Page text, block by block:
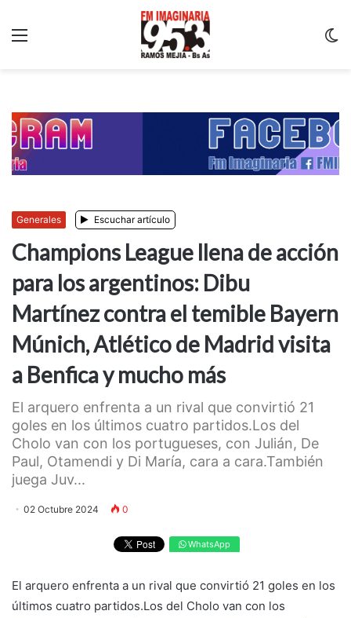
Generales Escuchar artículo
Champions League llena de acción
para los argentinos: Dibu
Martínez contra el temible Bayern
Múnich, Atlético de Madrid visita
a Benfica y mucho más
El arquero enfrenta a un rival que convirtió 21
goles en los últimos cuatro partidos.Los del
Cholo van con los portugueses, con Julián, De
Paul, Otamendi y Di María, cara a cara.También
juega Juv...
02 Octubre 2024 0
WhatsApp
El arquero enfrenta a un rival que convirtió 21 goles en los
últimos cuatro partidos.Los del Cholo van con los